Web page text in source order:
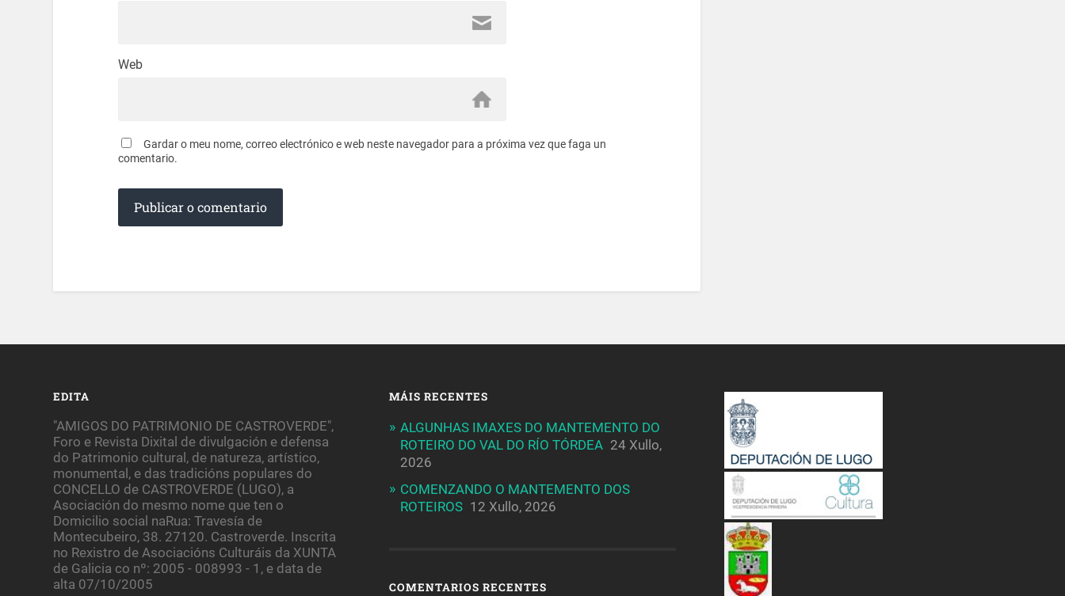
Web
Gardar o meu nome, correo electrónico e web neste navegador para a próxima vez que faga un
comentario.
EDITA
"AMIGOS DO PATRIMONIO DE CASTROVERDE",
Foro e Revista Dixital de divulgación e defensa
do Patrimonio cultural, de natureza, artístico,
monumental, e das tradicións populares do
CONCELLO de CASTROVERDE (LUGO), a
Asociación do mesmo nome que ten o
Domicilio social naRua: Travesía de
Montecubeiro, 38. 27120. Castroverde. Inscrita
no Rexistro de Asociacións Culturáis da XUNTA
de Galicia co nº: 2005 - 008993 - 1, e data de
alta 07/10/2005
MÁIS RECENTES
ALGUNHAS IMAXES DO MANTEMENTO DO
ROTEIRO DO VAL DO RÍO TÓRDEA 24 Xullo,
2026
COMENZANDO O MANTEMENTO DOS
ROTEIROS 12 Xullo, 2026
COMENTARIOS RECENTES